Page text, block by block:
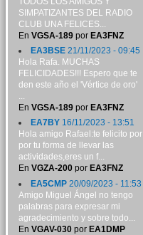
SIMPATIZANTES DEL RADIO
CLUB UNA FELICES...
En VGSA-189por EA3FNZ
EA3BSE21/11/2023 - 09:45
Hola Rafa. MUCHAS
FELICIDADES!!! Espero que te
den este año el 'Vértice de oro'
...
En VGSA-189por EA3FNZ
EA7BY16/11/2023 - 13:51
Hola amigo Rafael:te felicito por
por tu forma de llevar las
actividades,eres un f...
En VGZA-200por EA3FNZ
EA5CMP20/09/2023 - 11:53
Amigo Miguel Ángel no tengo
palabras para expresar mi
agradecimiento y sobre todo...
En VGAV-030por EA1DMP